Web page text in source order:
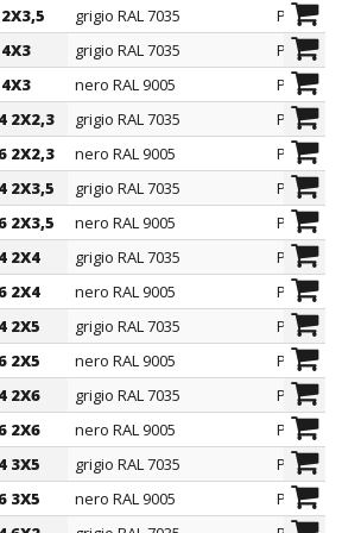
grigio RAL 7035
PG
grigio RAL 7035
PG
nero RAL 9005
PG
2X2,3
grigio RAL 7035
PG
2X2,3
nero RAL 9005
PG
2X3,5
grigio RAL 7035
PG
2X3,5
nero RAL 9005
PG
2X4
grigio RAL 7035
PG
2X4
nero RAL 9005
PG
2X5
grigio RAL 7035
PG
2X5
nero RAL 9005
PG
2X6
grigio RAL 7035
PG
2X6
nero RAL 9005
PG
3X5
grigio RAL 7035
PG
3X5
nero RAL 9005
PG